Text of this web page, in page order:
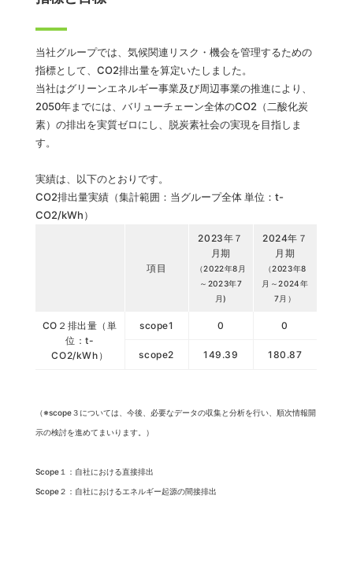
当社グループでは、気候関連リスク・機会を管理するための
指標として、CO2排出量を算定いたしました。
当社はグリーンエネルギー事業及び周辺事業の推進により、
2050年までには、バリューチェーン全体のCO2（二酸化炭
素）の排出を実質ゼロにし、脱炭素社会の実現を目指しま
す。
実績は、以下のとおりです。
CO2排出量実績（集計範囲：当グループ全体 単位：t-
CO2/kWh）
項目
2023年７
月期
（2022年8月
～2023年7
月)
2024年７
月期
（2023年8
月～2024年
7月）
CO２排出量（単
位：t-
CO2/kWh）
scope1 0 0
scope2 149.39 180.87
（※scope３については、今後、必要なデータの収集と分析を行い、順次情報開
示の検討を進めてまいります。）
Scope１：自社における直接排出
Scope２：自社におけるエネルギー起源の間接排出